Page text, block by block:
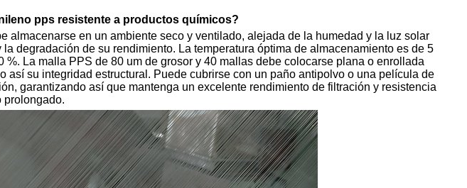
pps resistente a productos químicos?
almacenarse en un ambiente seco y ventilado, alejada de la humedad y la luz solar
degradación de su rendimiento. La temperatura óptima de almacenamiento es de 5
%. La malla PPS de 80 um de grosor y 40 mallas debe colocarse plana o enrollada
así su integridad estructural. Puede cubrirse con un paño antipolvo o una película de
garantizando así que mantenga un excelente rendimiento de filtración y resistencia
prolongado.